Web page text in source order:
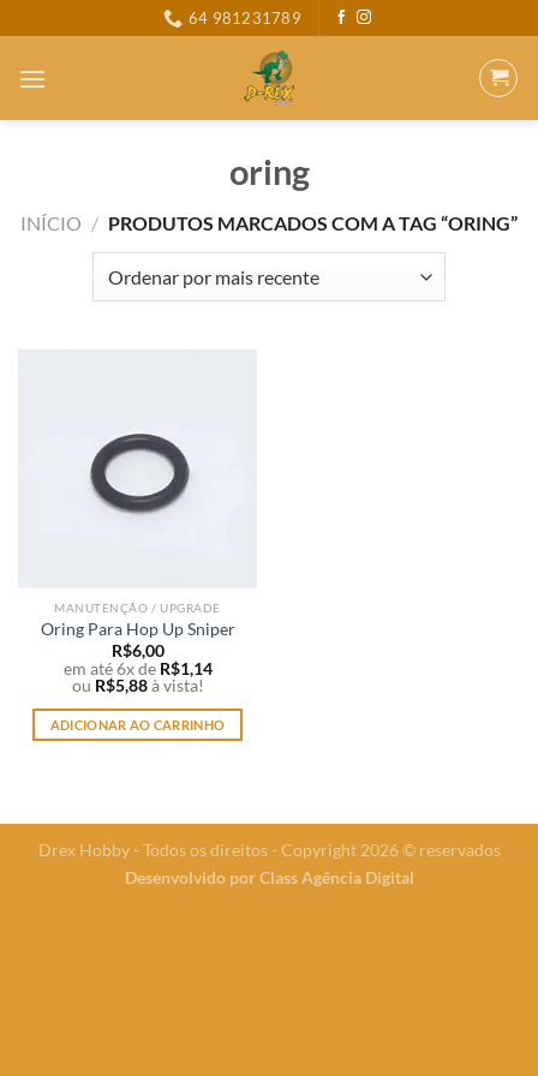
to
content
64 981231789
oring
INÍCIO / PRODUTOS MARCADOS COM A TAG “ORING”
MANUTENÇÃO / UPGRADE
Oring Para Hop Up Sniper
R$6,00
em até 6x de R$1,14
ou R$5,88 à vista!
ADICIONAR AO CARRINHO
Drex Hobby - Todos os direitos - Copyright 2026 © reservados
Desenvolvido porClass Agência Digital